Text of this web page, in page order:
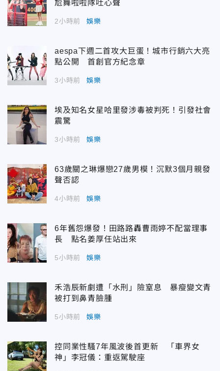
尬舞啦啦隊吐心聲
2小時前 娛樂
aespa下週二首攻大巨蛋！城市行銷六大亮
點公開 首創官方紀念章
3小時前 娛樂
埃及知名女星哈里發涉毒被判死！引發社會
震驚
3小時前 娛樂
63歲關之琳爆戀27歲男模！沉默3個月親發
聲否認
4小時前 娛樂
6年舊怨爆發！田路路轟曹雨婷不配當理事
長 點名姜厚任站出來
5小時前 娛樂
禾浩辰新劇遭「水刑」險窒息 暴瘦變文青
被打到鼻青臉腫
5小時前 娛樂
控同業性騷7年風波後首更新 「車界女
神」李冠儀：重返駕駛座